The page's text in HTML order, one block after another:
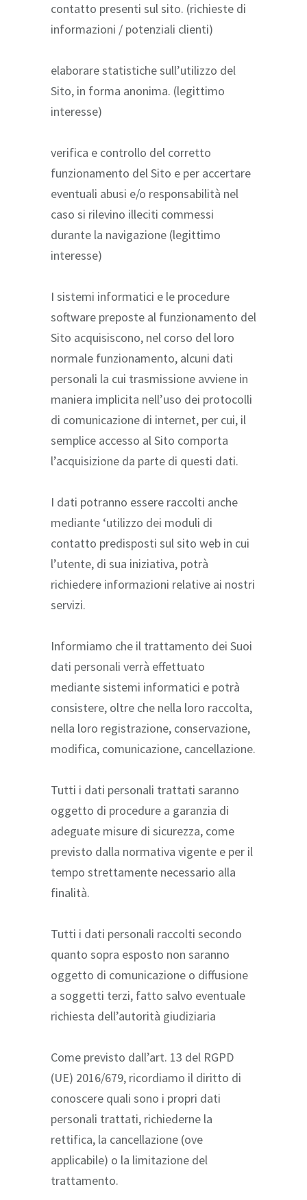
contatto presenti sul sito. (richieste di
informazioni / potenziali clienti)
elaborare statistiche sull’utilizzo del
Sito, in forma anonima. (legittimo
interesse)
verifica e controllo del corretto
funzionamento del Sito e per accertare
eventuali abusi e/o responsabilità nel
caso si rilevino illeciti commessi
durante la navigazione (legittimo
interesse)
I sistemi informatici e le procedure
software preposte al funzionamento del
Sito acquisiscono, nel corso del loro
normale funzionamento, alcuni dati
personali la cui trasmissione avviene in
maniera implicita nell’uso dei protocolli
di comunicazione di internet, per cui, il
semplice accesso al Sito comporta
l’acquisizione da parte di questi dati.
I dati potranno essere raccolti anche
mediante ‘utilizzo dei moduli di
contatto predisposti sul sito web in cui
l’utente, di sua iniziativa, potrà
richiedere informazioni relative ai nostri
servizi.
Informiamo che il trattamento dei Suoi
dati personali verrà effettuato
mediante sistemi informatici e potrà
consistere, oltre che nella loro raccolta,
nella loro registrazione, conservazione,
modifica, comunicazione, cancellazione.
Tutti i dati personali trattati saranno
oggetto di procedure a garanzia di
adeguate misure di sicurezza, come
previsto dalla normativa vigente e per il
tempo strettamente necessario alla
finalità.
Tutti i dati personali raccolti secondo
quanto sopra esposto non saranno
oggetto di comunicazione o diffusione
a soggetti terzi, fatto salvo eventuale
richiesta dell’autorità giudiziaria
Come previsto dall’art. 13 del RGPD
(UE) 2016/679, ricordiamo il diritto di
conoscere quali sono i propri dati
personali trattati, richiederne la
rettifica, la cancellazione (ove
applicabile) o la limitazione del
trattamento.